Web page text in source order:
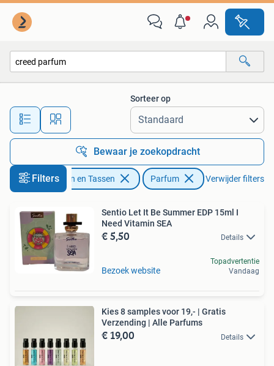
Alle afstanden…
Sorteer op
Bewaar je zoekopdracht
Filters
Sieraden en Tassen Parfum Verwijder filters
Sentio Let It Be Summer EDP 15ml I
Need Vitamin SEA
€ 5,50 Details
Bezoek website
Topadvertentie
Vandaag
Kies 8 samples voor 19,- | Gratis
Verzending | Alle Parfums
€ 19,00 Details